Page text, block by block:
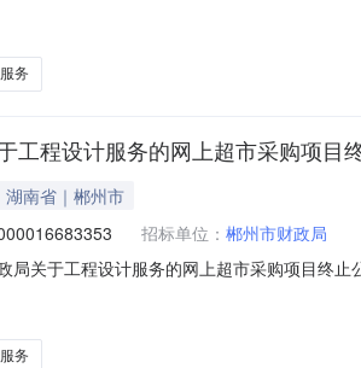
务采购数量：1项主要功能或目标：本项目
务
工程设计服务的网上超市采购项目
湖南省｜郴州市
招标单位： 郴州市财政局
局关于工程设计服务的网上超市采购项目终
hunan.zcygov.cn
务